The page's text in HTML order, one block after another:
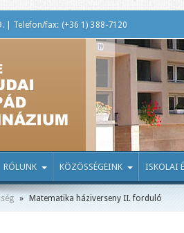
| Telefon/fax: (+36 1) 388-7120
RÓLUNK KÖZÖSSÉGEINK ISKOLAI
» Matematika háziverseny II. forduló